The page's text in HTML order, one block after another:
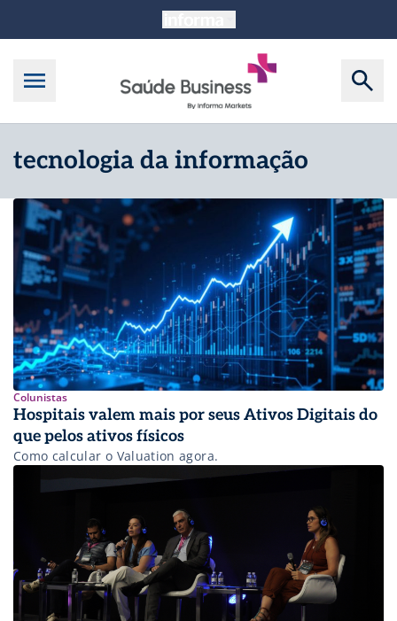
tecnologia da informação
Colunistas
Hospitais valem mais por seus Ativos Digitais do
que pelos ativos físicos
Como calcular o Valuation agora.